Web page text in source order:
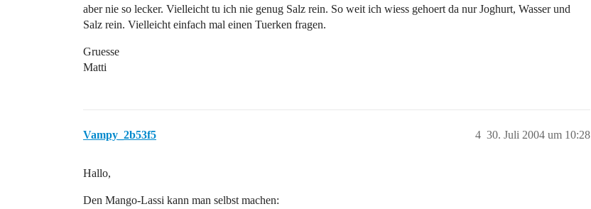
aber nie so lecker. Vielleicht tu ich nie genug Salz rein. So weit ich wiess gehoert da nur Joghurt, Wasser und
Salz rein. Vielleicht einfach mal einen Tuerken fragen.
Gruesse
Matti
Vampy_2b53f5 30. Juli 2004 um 10:28
4
Hallo,
Den Mango-Lassi kann man selbst machen: